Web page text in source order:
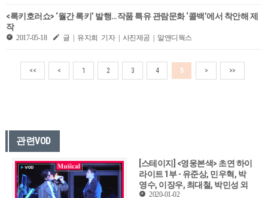
<록키호러쇼> ​​‘월간 록키’ 발행…작품 특유 관람문화 ‘콜백’에서 착안해 제
작
2017-05-18 글 | 유지희 기자 | 사진제공 | 알앤디웍스
<< < 1 2 3 4 5 > >>
관련VOD
[스테이지] <영웅본색> 초연 하이
라이트 1부 - 유준상, 민우혁, 박
영수, 이장우, 최대철, 박민성 외
2020-01-02